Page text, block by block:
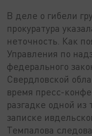
В деле о гибели
прокуратура
неточность. Как
Управления по
федерального
Свердловской
время пресс-
разгадке одной из
записке
Темпалова